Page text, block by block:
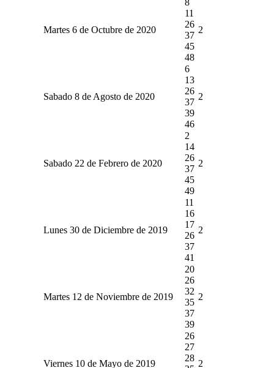
Martes 6 de Octubre de 2020
11
26
37
45
48
2
Sabado 8 de Agosto de 2020
6
13
26
37
39
46
2
Sabado 22 de Febrero de 2020
2
14
26
37
45
49
2
Lunes 30 de Diciembre de 2019
11
16
17
26
37
41
2
Martes 12 de Noviembre de 2019
20
26
32
35
37
39
2
Viernes 10 de Mayo de 2019
26
27
28
2